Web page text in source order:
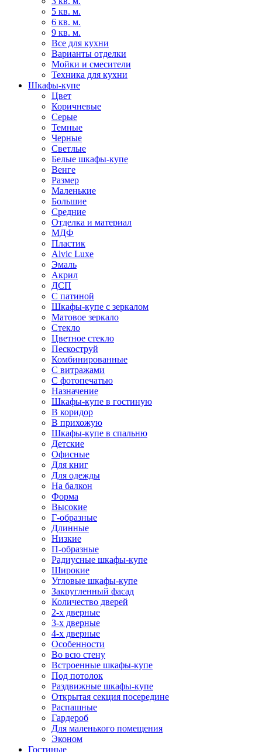
5 кв. м.
6 кв. м.
9 кв. м.
Все для кухни
Варианты отделки
Мойки и смесители
Техника для кухни
Шкафы-купе
Цвет
Коричневые
Серые
Темные
Черные
Светлые
Белые шкафы-купе
Венге
Размер
Маленькие
Большие
Средние
Отделка и материал
МДФ
Пластик
Alvic Luxe
Эмаль
Акрил
ДСП
С патиной
Шкафы-купе с зеркалом
Матовое зеркало
Стекло
Цветное стекло
Пескоструй
Комбинированные
С витражами
С фотопечатью
Назначение
Шкафы-купе в гостиную
В коридор
В прихожую
Шкафы-купе в спальню
Детские
Офисные
Для книг
Для одежды
На балкон
Форма
Высокие
Г-образные
Длинные
Низкие
П-образные
Радиусные шкафы-купе
Широкие
Угловые шкафы-купе
Закругленный фасад
Количество дверей
2-х дверные
3-х дверные
4-х дверные
Особенности
Во всю стену
Встроенные шкафы-купе
Под потолок
Раздвижные шкафы-купе
Открытая секция посередине
Распашные
Гардероб
Для маленького помещения
Эконом
Гостиные